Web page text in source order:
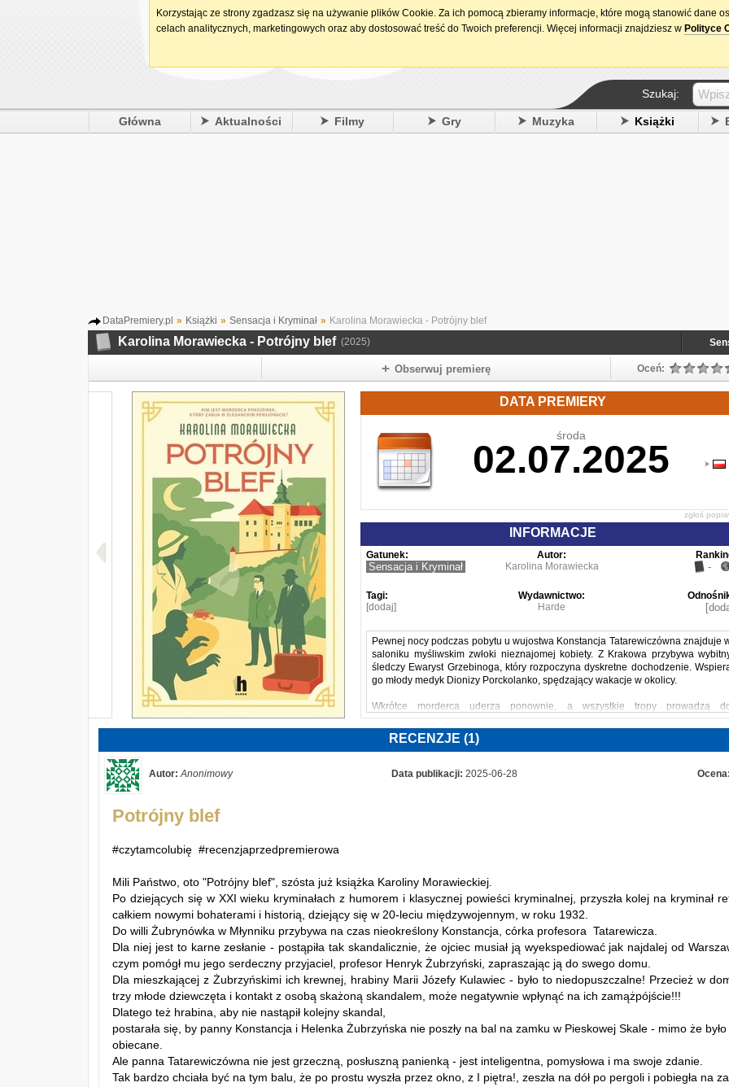
15. urodziny DataPremiery.pl
Szukaj:
Główna Aktualności Filmy Gry Muzyka Książki
DataPremiery.pl » Książki » Sensacja i Kryminał » Karolina Morawiecka - Potrójny blef
Karolina Morawiecka - Potrójny blef (2025)
Obserwuj premierę Oceń:
DATA PREMIERY
środa
02.07.2025
zgłoś
INFORMACJE
Gatunek:
Sensacja i Kryminał
Autor:
Karolina Morawiecka
-
Tagi:
[dodaj]
Wydawnictwo:
Harde
Pewnej nocy podczas pobytu u wujostwa Konstancja Tatarewiczówna znajduje
saloniku myśliwskim zwłoki nieznajomej kobiety. Z Krakowa przybywa
śledczy Ewaryst Grzebinoga, który rozpoczyna dyskretne dochodzenie.
go młody medyk Dionizy Porckolanko, spędzający wakacje w okolicy.
Wkrótce morderca uderza ponownie, a wszystkie tropy prowadzą
luksusowego pensjonatu mieszczącego się w zamku na Pieskowej Skale.
Czy dusiciel kryje się wśród automobilistów biorących udział w ojcowskim
tymi wydarzeniami ma Witkacy?
RECENZJE (1)
Autor: Anonimowy Data publikacji: 2025-06-28
Potrójny blef
#czytamcolubię #recenzjaprzedpremierowa
Mili Państwo, oto "Potrójny blef", szósta już książka Karoliny Morawieckiej.
Po dziejących się w XXI wieku kryminałach z humorem i klasycznej powieści kryminalnej, przyszła kolej na kryminał
całkiem nowymi bohaterami i historią, dziejący się w 20-leciu międzywojennym, w roku 1932.
Do willi Żubrynówka w Młynniku przybywa na czas nieokreślony Konstancja, córka profesora Tatarewicza.
Dla niej jest to karne zesłanie - postąpiła tak skandalicznie, że ojciec musiał ją wyekspediować jak najdalej od
czym pomógł mu jego serdeczny przyjaciel, profesor Henryk Żubrzyński, zapraszając ją do swego domu.
Dla mieszkającej z Żubrzyńskimi ich krewnej, hrabiny Marii Józefy Kulawiec - było to niedopuszczalne! Przecież w
trzy młode dziewczęta i kontakt z osobą skażoną skandalem, może negatywnie wpłynąć na ich zamążpójście!!!
Dlatego też hrabina, aby nie nastąpił kolejny skandal,
postarała się, by panny Konstancja i Helenka Żubrzyńska nie poszły na bal na zamku w Pieskowej Skale - mimo że
obiecane.
Ale panna Tatarewiczówna nie jest grzeczną, posłuszną panienką - jest inteligentna, pomysłowa i ma swoje zdanie.
Tak bardzo chciała być na tym balu, że po prostu wyszła przez okno, z I piętra!, zeszła na dół po pergoli i pobiegła na
NOWA KSIĄŻKA
Korzystając ze strony zgadzasz się na używanie plików Cookie. Za ich pomocą zbieramy informacje, które mogą stanowić dane
celach analitycznych, marketingowych oraz aby dostosować treść do Twoich preferencji. Więcej informacji znajdziesz w Polityce